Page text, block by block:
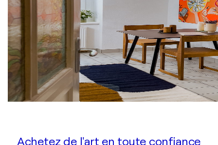
Achetez de l'art en toute confiance